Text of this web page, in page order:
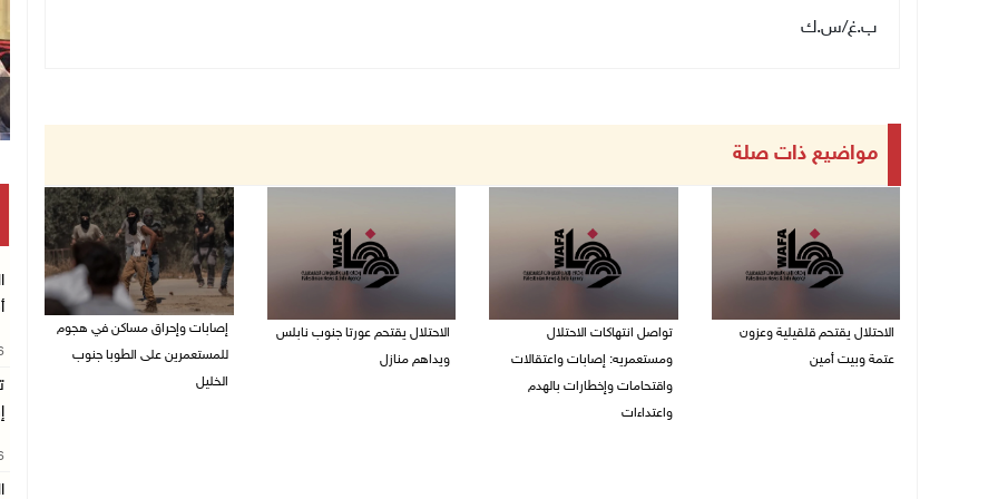
ب.غ/س.ك
مواضيع ذات صلة
الاحتلال يقتحم قلقيلية وعزون
عتمة وبيت أمين
تواصل انتهاكات الاحتلال
ومستعمريه: إصابات واعتقالات
واقتحامات وإخطارات بالهدم
واعتداءات
الاحتلال يقتحم عورتا جنوب نابلس
ويداهم منازل
إصابات وإحراق مساكن في هجوم
للمستعمرين على الطوبا جنوب
الخليل